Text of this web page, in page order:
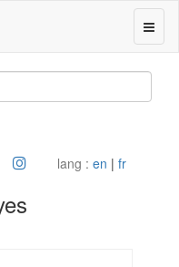
lang : en | fr